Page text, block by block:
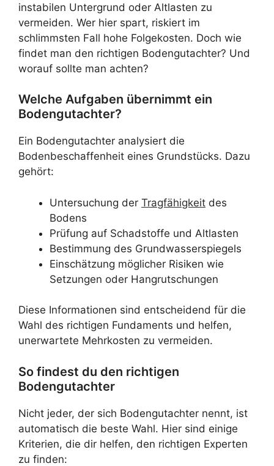
instabilen Untergrund oder Altlasten zu
vermeiden. Wer hier spart, riskiert im
schlimmsten Fall hohe Folgekosten. Doch wie
findet man den richtigen Bodengutachter? Und
worauf sollte man achten?
Welche Aufgaben übernimmt ein
Bodengutachter?
Ein Bodengutachter analysiert die
Bodenbeschaffenheit eines Grundstücks. Dazu
gehört:
Untersuchung der Tragfähigkeit des
Bodens
Prüfung auf Schadstoffe und Altlasten
Bestimmung des Grundwasserspiegels
Einschätzung möglicher Risiken wie
Setzungen oder Hangrutschungen
Diese Informationen sind entscheidend für die
Wahl des richtigen Fundaments und helfen,
unerwartete Mehrkosten zu vermeiden.
So findest du den richtigen
Bodengutachter
Nicht jeder, der sich Bodengutachter nennt, ist
automatisch die beste Wahl. Hier sind einige
Kriterien, die dir helfen, den richtigen Experten
zu finden: